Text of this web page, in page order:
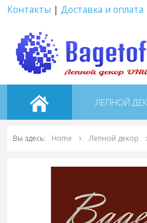
Контакты | Доставка и оплата
ЛЕПНОЙ
Вы здесь: Home Лепной декор